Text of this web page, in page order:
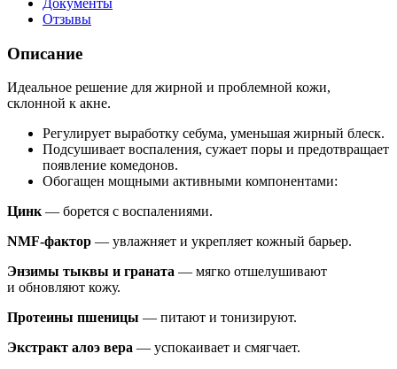
Отзывы
Описание
Идеальное решение для жирной и проблемной кожи,
склонной к акне.
Регулирует выработку себума, уменьшая жирный блеск.
Подсушивает воспаления, сужает поры и предотвращает
появление комедонов.
Обогащен мощными активными компонентами:
Цинк — борется с воспалениями.
NMF-фактор — увлажняет и укрепляет кожный барьер.
Энзимы тыквы и граната — мягко отшелушивают
и обновляют кожу.
Протеины пшеницы — питают и тонизируют.
Экстракт алоэ вера — успокаивает и смягчает.